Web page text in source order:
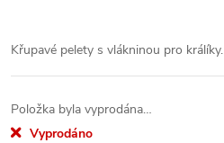
Křupavé pelety s vlákninou pro králíky.
Položka byla vyprodána…
Vyprodáno